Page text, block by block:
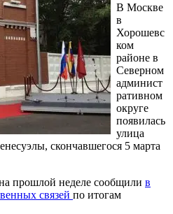
В Москве
в
Хорошевс
ком
районе в
Северном
админист
ративном
округе
появилась
улица
скончавшегося 5 марта
прошлой неделе сообщили в
связей по итогам